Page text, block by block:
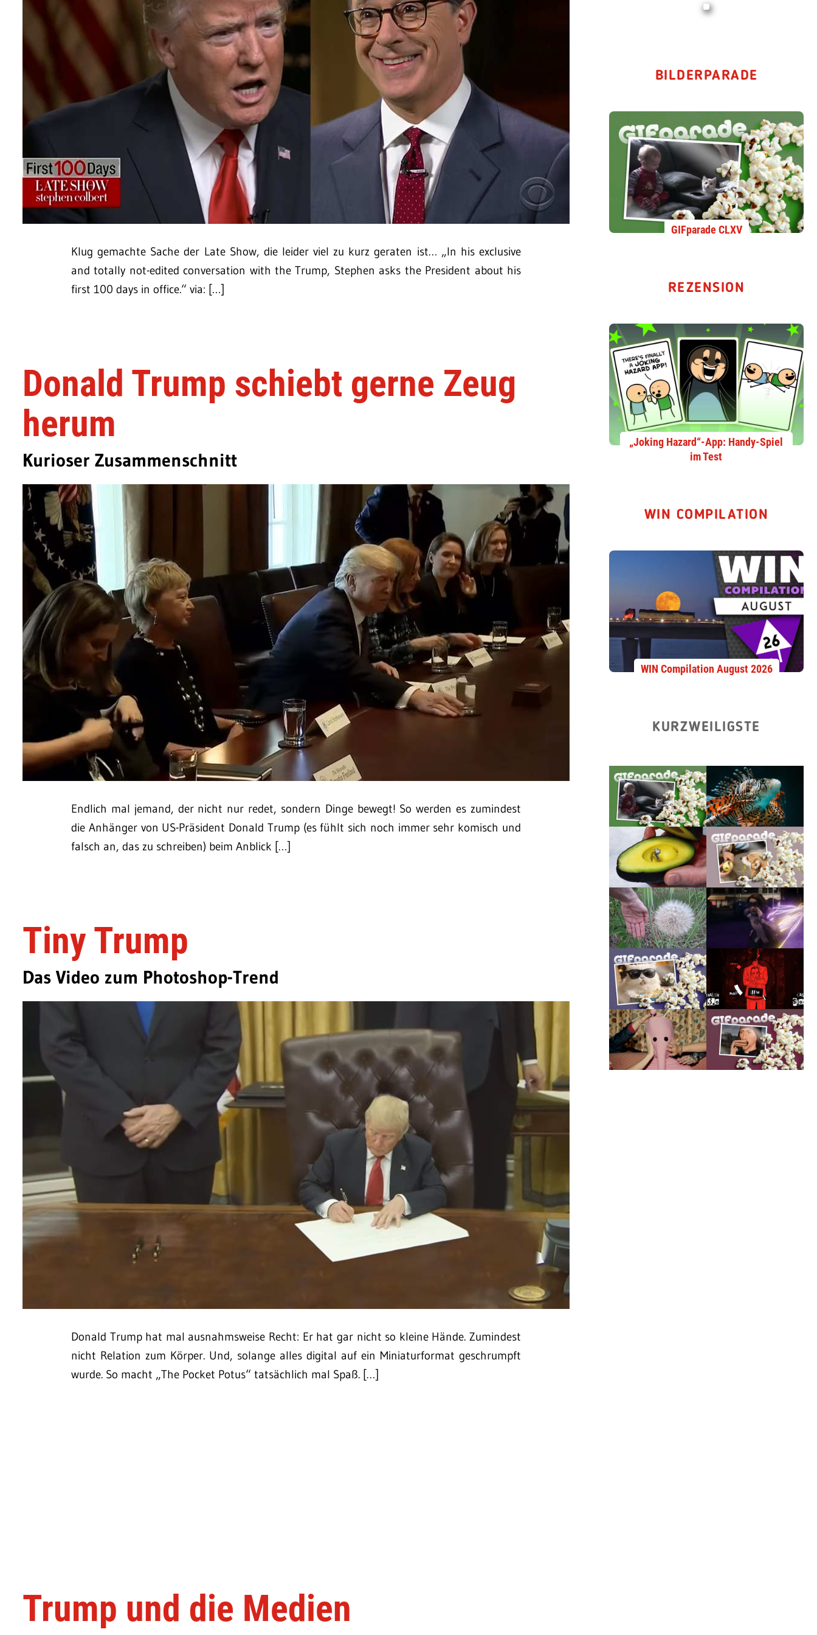
Klug gemachte Sache der Late Show, die leider viel zu kurz geraten ist… „In his exclusive
and totally not-edited conversation with the Trump, Stephen asks the President about his
first 100 days in office.“ via: […]
Donald Trump schiebt gerne Zeug
herum
Kurioser Zusammenschnitt
Endlich mal jemand, der nicht nur redet, sondern Dinge bewegt! So werden es zumindest
die Anhänger von US-Präsident Donald Trump (es fühlt sich noch immer sehr komisch und
falsch an, das zu schreiben) beim Anblick […]
Tiny Trump
Das Video zum Photoshop-Trend
Donald Trump hat mal ausnahmsweise Recht: Er hat gar nicht so kleine Hände. Zumindest
nicht Relation zum Körper. Und, solange alles digital auf ein Miniaturformat geschrumpft
wurde. So macht „The Pocket Potus“ tatsächlich mal Spaß. […]
Trump und die Medien
BILDERPARADE
GIFparade CLXV
REZENSION
„Joking Hazard“-App: Handy-Spiel
im Test
WIN COMPILATION
WIN Compilation August 2026
KURZWEILIGSTE